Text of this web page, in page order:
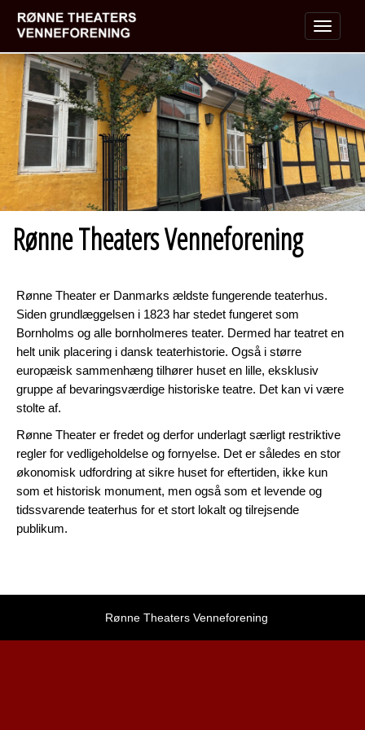
Rønne Theaters Venneforening
Rønne Theater er Danmarks ældste fungerende teaterhus.
Siden grundlæggelsen i 1823 har stedet fungeret som
Bornholms og alle bornholmeres teater. Dermed har teatret en
helt unik placering i dansk teaterhistorie. Også i større
europæisk sammenhæng tilhører huset en lille, eksklusiv
gruppe af bevaringsværdige historiske teatre. Det kan vi være
stolte af.
Rønne Theater er fredet og derfor underlagt særligt restriktive
regler for vedligeholdelse og fornyelse. Det er således en stor
økonomisk udfordring at sikre huset for eftertiden, ikke kun
som et historisk monument, men også som et levende og
tidssvarende teaterhus for et stort lokalt og tilrejsende
publikum.
Rønne Theaters Venneforening